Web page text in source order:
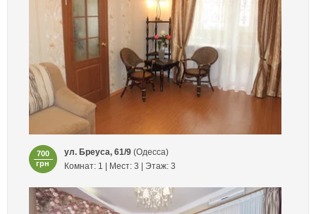
700
грн
ул. Бреуса, 61/9(Одесса)
Комнат: 1 | Мест: 3 | Этаж: 3